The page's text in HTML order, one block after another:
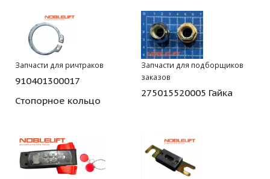
Запчасти для ричтраков
910401300017
Стопорное кольцо
Запчасти для подборщиков
заказов
275015520005 Гайка